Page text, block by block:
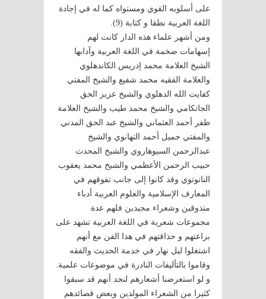
على أسلوبه القوي ومستواه كما له في إجادة
اللغة العربية نطقا و كتابة (9).
ومن أشهر علماء هذه الدار كانت لهم
إسهامات ضخمة في اللغة العربية وآدابها
الشيخ العلامة محمد إدريس الكاندهلوي
والعلامة الفقيه محمد شفيع والشيخ المفتي
كفايت الله الدهلوي والشيخ عزيز الحق
الجاتكامي والشيخ محمد طيب والشيخ العلامة
ظفر أحمد العثماني والشيخ عبد الحق المدني
والمفتي جميل أحمد التهانوي والشيخ
عبدالرحمن السيوهاروي والشيخ المحدث
حبيب الرحمن الأعظمي والشيخ محمد يعقوب
النانوتوي وقد كانوا إلى جانب تفوقهم في
المعارف الإسلامية والعلوم العربية أدباء
متذوقين وشعراء مجيدين فلهم عدة
مجموعات شعرية في اللغة العربية تشهد على
براعتهم و حذاقتهم في هذا الفن مع أنهم
اشتغلوا ليل نهار في خدمة الحديث والفقه
وقاموا بالتأليفات النادرة في موضوعات علمية.
و لو استعرضنا أشعارهم لنجد أنهم قد سبقوا
كثيرا من الشعراء المولدين وبعض قصائدهم